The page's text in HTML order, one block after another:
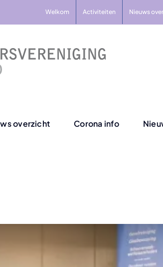
Welkom Activiteiten Nieuws
overzicht Corona info